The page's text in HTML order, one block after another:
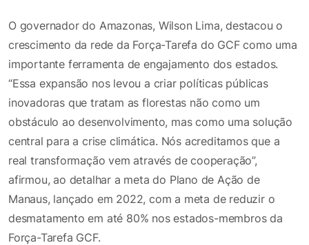
O governador do Amazonas, Wilson Lima, destacou o
crescimento da rede da Força-Tarefa do GCF como uma
importante ferramenta de engajamento dos estados.
“Essa expansão nos levou a criar políticas públicas
inovadoras que tratam as florestas não como um
obstáculo ao desenvolvimento, mas como uma solução
central para a crise climática. Nós acreditamos que a
real transformação vem através de cooperação”,
afirmou, ao detalhar a meta do Plano de Ação de
Manaus, lançado em 2022, com a meta de reduzir o
desmatamento em até 80% nos estados-membros da
Força-Tarefa GCF.